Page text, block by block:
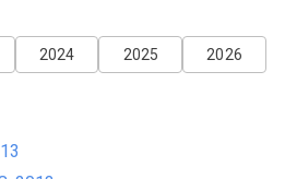
2026
2025
2024